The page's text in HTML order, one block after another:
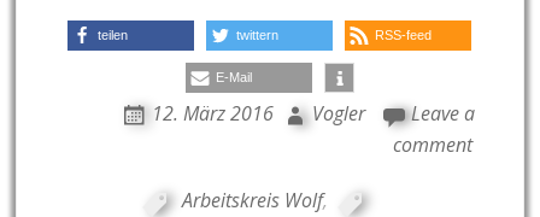
teilen twittern RSS-feed
E-Mail
12. März 2016 Vogler
Leave a
comment
Arbeitskreis Wolf,